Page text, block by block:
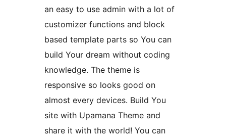
an easy to use admin with a lot of
customizer functions and block
based template parts so You can
build Your dream without coding
knowledge. The theme is
responsive so looks good on
almost every devices. Build You
site with Upamana Theme and
share it with the world! You can